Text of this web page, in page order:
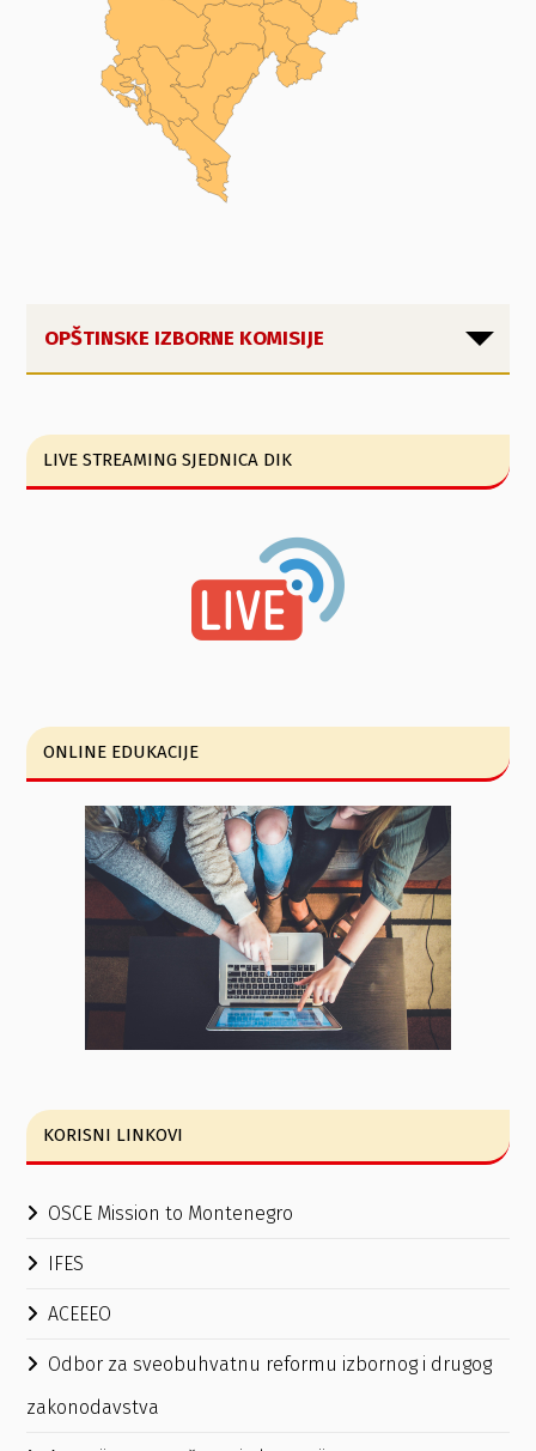
OPŠTINSKE IZBORNE KOMISIJE
LIVE STREAMING SJEDNICA DIK
ONLINE EDUKACIJE
KORISNI LINKOVI
OSCE Mission to Montenegro
IFES
ACEEEO
Odbor za sveobuhvatnu reformu izbornog i drugog
zakonodavstva